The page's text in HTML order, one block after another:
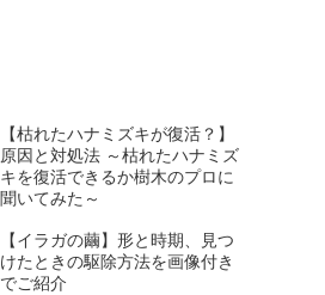
【枯れたハナミズキが復活？】
原因と対処法 ～枯れたハナミズ
キを復活できるか樹木のプロに
聞いてみた～
【イラガの繭】形と時期、見つ
けたときの駆除方法を画像付き
でご紹介